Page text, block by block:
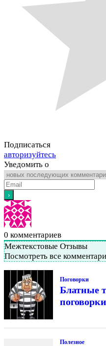
Подписаться
авторизуйтесь
Уведомить о
0 комментариев
Межтекстовые Отзывы
Посмотреть все
Поговорки
Блатные
Полезное